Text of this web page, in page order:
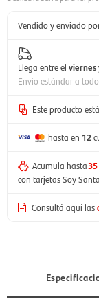
Vendido y enviado
Llega entre el viernes
Envío estándar a
Este producto está
hasta en 12
Acumula hasta
con tarjetas Soy
Consultá aquí las